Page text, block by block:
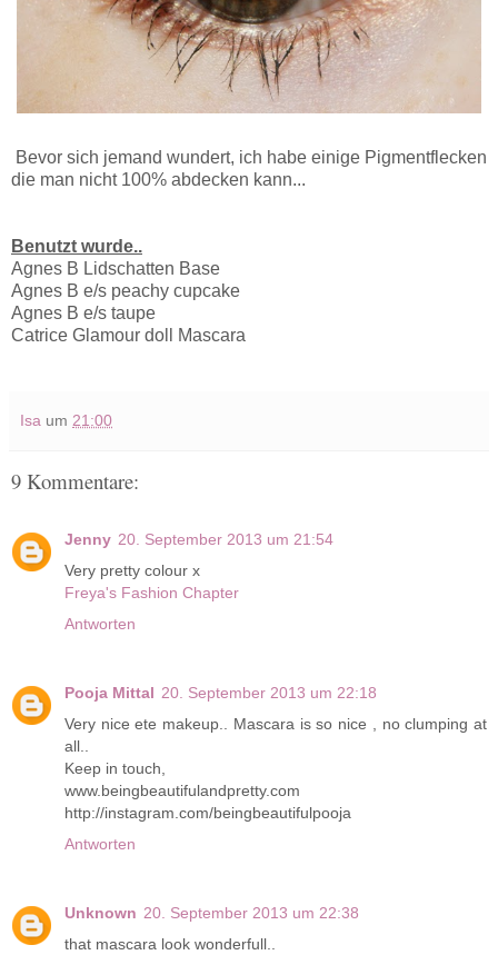
Bevor sich jemand wundert, ich habe einige Pigmentflecken
die man nicht 100% abdecken kann...
Benutzt wurde..
Agnes B Lidschatten Base
Agnes B e/s peachy cupcake
Agnes B e/s taupe
Catrice Glamour doll Mascara
Isa um 21:00
9 Kommentare:
Jenny 20. September 2013 um 21:54
Very pretty colour x
Freya's Fashion Chapter
Antworten
Pooja Mittal 20. September 2013 um 22:18
Very nice ete makeup.. Mascara is so nice , no clumping at
all..
Keep in touch,
www.beingbeautifulandpretty.com
http://instagram.com/beingbeautifulpooja
Antworten
Unknown 20. September 2013 um 22:38
that mascara look wonderfull..